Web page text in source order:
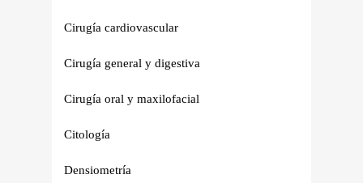
Cirugía cardiovascular
Cirugía general y digestiva
Cirugía oral y maxilofacial
Citología
Densiometría